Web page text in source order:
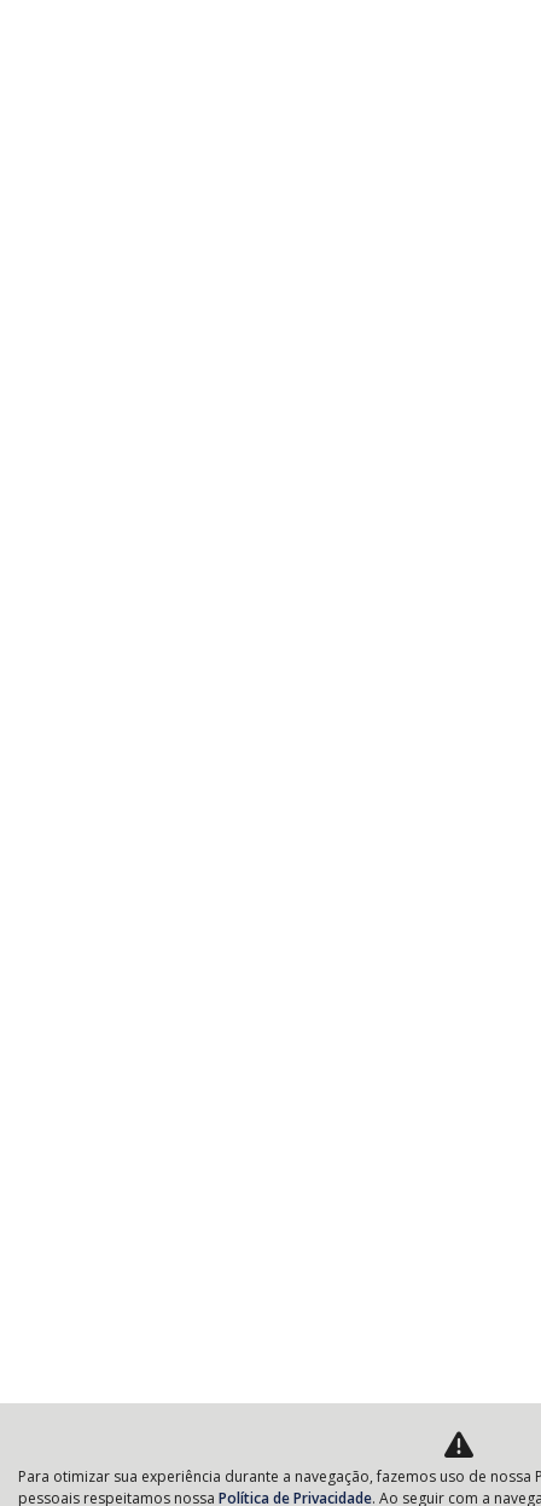
Para otimizar sua experiência durante a navegação, fazemos uso de
pessoais respeitamos nossa Política de Privacidade. Ao seguir com a